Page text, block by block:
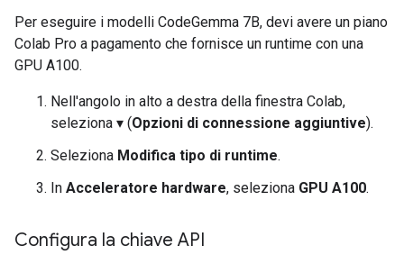
Per eseguire i modelli CodeGemma 7B, devi avere un piano
Colab Pro a pagamento che fornisce un runtime con una
GPU A100.
Nell'angolo in alto a destra della finestra Colab,
seleziona ▾ (Opzioni di connessione aggiuntive).
Seleziona Modifica tipo di runtime.
In Acceleratore hardware, seleziona GPU A100.
Configura la chiave API